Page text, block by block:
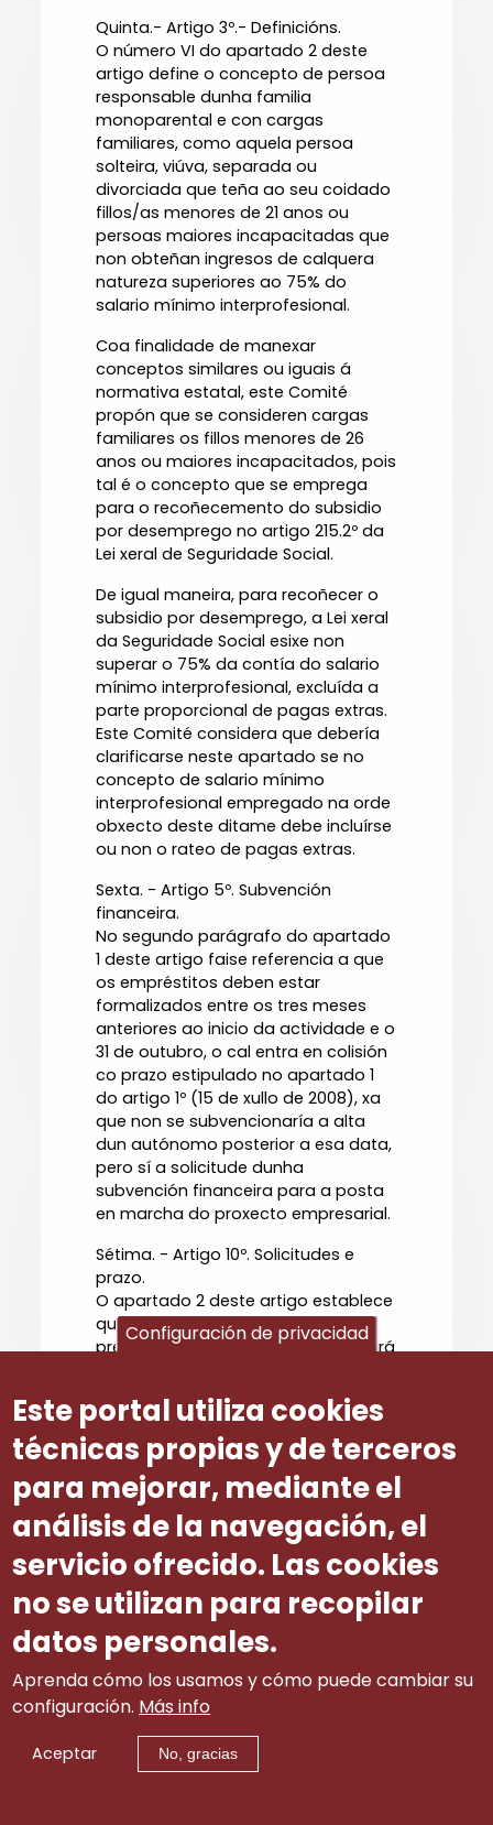
Quinta.- Artigo 3º.- Definicións.
O número VI do apartado 2 deste
artigo define o concepto de persoa
responsable dunha familia
monoparental e con cargas
familiares, como aquela persoa
solteira, viúva, separada ou
divorciada que teña ao seu coidado
fillos/as menores de 21 anos ou
persoas maiores incapacitadas que
non obteñan ingresos de calquera
natureza superiores ao 75% do
salario mínimo interprofesional.
Coa finalidade de manexar
conceptos similares ou iguais á
normativa estatal, este Comité
propón que se consideren cargas
familiares os fillos menores de 26
anos ou maiores incapacitados, pois
tal é o concepto que se emprega
para o recoñecemento do subsidio
por desemprego no artigo 215.2º da
Lei xeral de Seguridade Social.
De igual maneira, para recoñecer o
subsidio por desemprego, a Lei xeral
da Seguridade Social esixe non
superar o 75% da contía do salario
mínimo interprofesional, excluída a
parte proporcional de pagas extras.
Este Comité considera que debería
clarificarse neste apartado se no
concepto de salario mínimo
interprofesional empregado na orde
obxecto deste ditame debe incluírse
ou non o rateo de pagas extras.
Sexta. - Artigo 5º. Subvención
financeira.
No segundo parágrafo do apartado
1 deste artigo faise referencia a que
os empréstitos deben estar
formalizados entre os tres meses
anteriores ao inicio da actividade e o
31 de outubro, o cal entra en colisión
co prazo estipulado no apartado 1
do artigo 1º (15 de xullo de 2008), xa
que non se subvencionaría a alta
dun autónomo posterior a esa data,
pero sí a solicitude dunha
subvención financeira para a posta
en marcha do proxecto empresarial.
Sétima. - Artigo 10º. Solicitudes e
prazo.
O apartado 2 deste artigo establece
que o prazo xeral para a
presentación de solicitudes finalizará
Este Comité considera que se o
prazo xeral se limita ao 15 de xullo, o
proxecto normativo perderá eficacia
na consecución dos seus
obxectivos, dada a tardanza
estimada para a publicación da
orde, tendo en conta ademáis o
manifestado na consideración
específica segunda deste ditame.
Oitava.- Artigo 14º. Resolución e
recursos.
O apartado 2 deste artigo establece
que o prazo para resolver e notificar
Este Comité propón que a resolución
Configuración de privacidad
Este portal utiliza cookies
técnicas propias y de terceros
para mejorar, mediante el
análisis de la navegación, el
servicio ofrecido. Las cookies
no se utilizan para recopilar
datos personales.
Aprenda cómo los usamos y cómo puede cambiar su
configuración. Más info
Aceptar No, gracias